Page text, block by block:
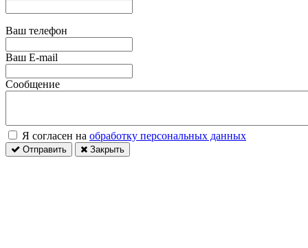
Ваш телефон
Ваш E-mail
Сообщение
Я согласен на обработку персональных данных
Отправить Закрыть